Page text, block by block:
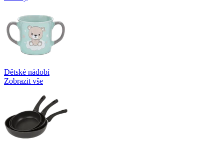
Dětské nádobí
Zobrazit vše